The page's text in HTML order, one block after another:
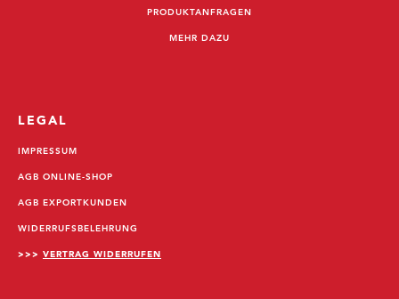
PRODUKTANFRAGEN
MEHR DAZU
LEGAL
IMPRESSUM
AGB ONLINE-SHOP
AGB EXPORTKUNDEN
WIDERRUFSBELEHRUNG
>>> VERTRAG WIDERRUFEN